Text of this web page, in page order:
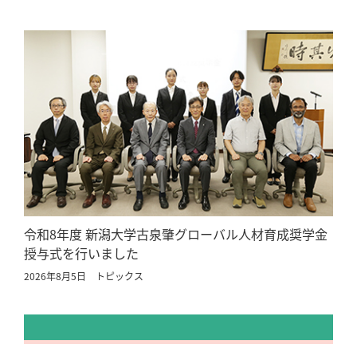
令和8年度 新潟大学古泉肇グローバル人材育成奨学金
授与式を行いました
2026年8月5日 トピックス